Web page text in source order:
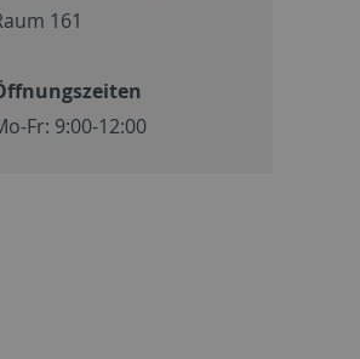
161
Fr: 9:00-12:00